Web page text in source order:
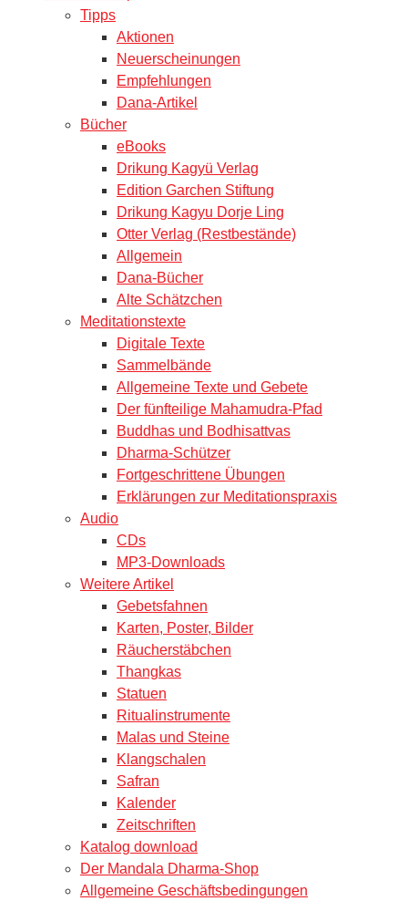
Tipps
Aktionen
Neuerscheinungen
Empfehlungen
Dana-Artikel
Bücher
eBooks
Drikung Kagyü Verlag
Edition Garchen Stiftung
Drikung Kagyu Dorje Ling
Otter Verlag (Restbestände)
Allgemein
Dana-Bücher
Alte Schätzchen
Meditationstexte
Digitale Texte
Sammelbände
Allgemeine Texte und Gebete
Der fünfteilige Mahamudra-Pfad
Buddhas und Bodhisattvas
Dharma-Schützer
Fortgeschrittene Übungen
Erklärungen zur Meditationspraxis
Audio
CDs
MP3-Downloads
Weitere Artikel
Gebetsfahnen
Karten, Poster, Bilder
Räucherstäbchen
Thangkas
Statuen
Ritualinstrumente
Malas und Steine
Klangschalen
Safran
Kalender
Zeitschriften
Katalog download
Der Mandala Dharma-Shop
Allgemeine Geschäftsbedingungen